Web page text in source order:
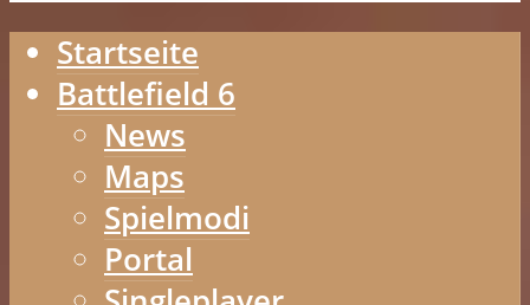
Startseite
Battlefield 6
News
Maps
Spielmodi
Portal